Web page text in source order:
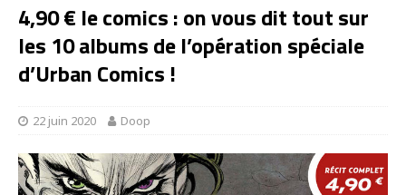
4,90 € le comics : on vous dit tout sur
les 10 albums de l’opération spéciale
d’Urban Comics !
22 juin 2020 Doop